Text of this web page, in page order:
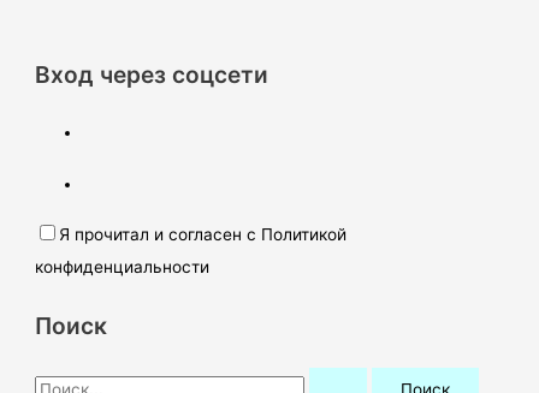
Вход через соцсети
Я прочитал и согласен с Политикой
конфиденциальности
Поиск
П